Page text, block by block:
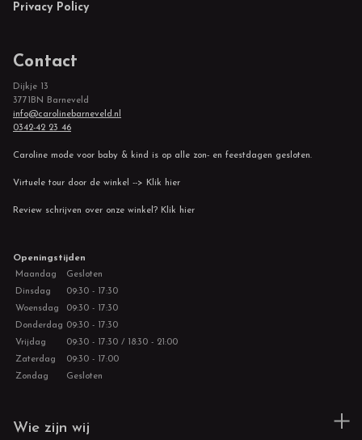
Privacy Policy
Contact
Dijkje 13
3771BN Barneveld
info@carolinebarneveld.nl
0342-42 23 46
Caroline mode voor baby & kind is op alle zon- en feestdagen gesloten.
Virtuele tour door de winkel --> Klik hier
Review schrijven over onze winkel? Klik hier
Openingstijden
Maandag
Gesloten
Dinsdag
09:30 - 17:30
Woensdag
09:30 - 17:30
Donderdag 09:30 - 17:30
Vrijdag
09:30 - 17:30 / 18:30 - 21:00
Zaterdag
09:30 - 17:00
Zondag
Gesloten
Wie zijn wij